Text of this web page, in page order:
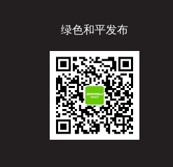
绿色和平发布